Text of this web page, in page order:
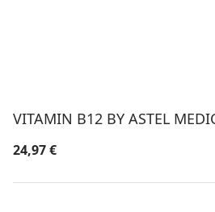
VITAMIN B12 BY ASTEL
24,97€